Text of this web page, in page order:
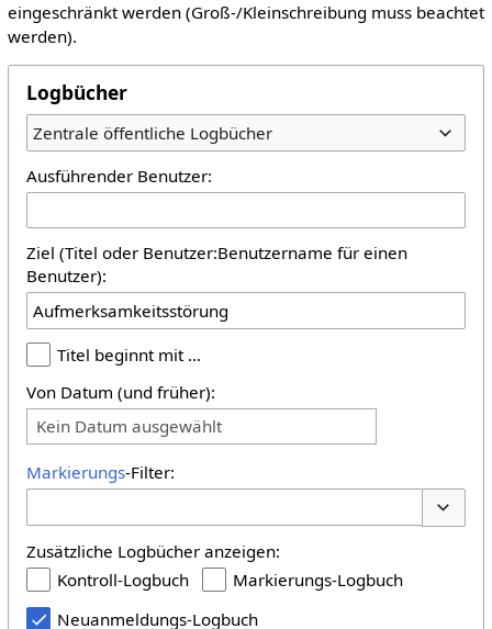
eingeschränkt werden (Groß-/Kleinschreibung muss beachtet
werden).
Logbücher
Zentrale öffentliche Logbücher
Ausführender Benutzer:
Ziel (Titel oder Benutzer:Benutzername für einen
Benutzer):
Titel beginnt mit …
Von Datum (und früher):
Kein Datum ausgewählt
Markierungs-Filter:
Zusätzliche Logbücher anzeigen:
Kontroll-Logbuch
Markierungs-Logbuch
Neuanmeldungs-Logbuch